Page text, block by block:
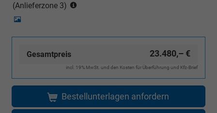
(Anlieferzone 3)
(ausgenommen
Gesamtpreis 23.480,– €
incl. 19% MwSt. und den Kosten für Überführung und Kfz-Brief
Bestellunterlagen anfordern